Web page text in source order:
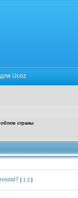
Ucoz
страны
[ 1 2 ]